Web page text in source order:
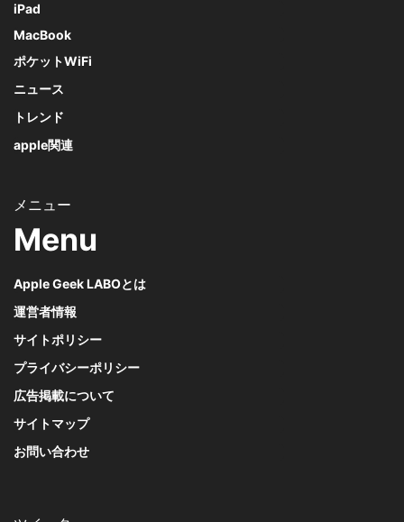
iPad
MacBook
ポケットWiFi
ニュース
トレンド
apple関連
Menu
Apple Geek LABOとは
運営者情報
サイトポリシー
プライバシーポリシー
広告掲載について
サイトマップ
お問い合わせ